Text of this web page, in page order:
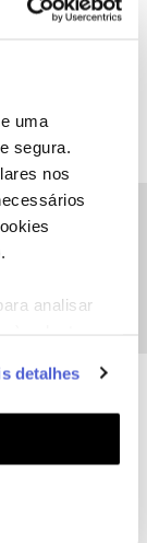
uma
segura.
nos
analisar
e
interesses
gerir a
detalhes
comentários.
year ago